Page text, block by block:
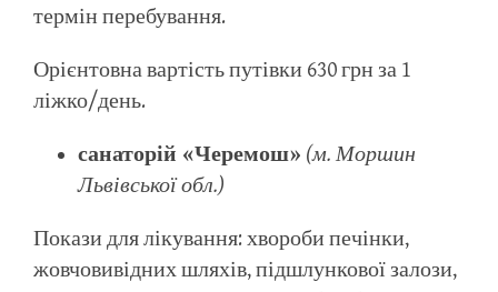
термін перебування.
Орієнтовна вартість путівки 630 грн за 1
ліжко/день.
санаторій «Черемош» (м. Моршин
Львівської обл.)
Покази для лікування: хвороби печінки,
жовчовивідних шляхів, підшлункової залози,